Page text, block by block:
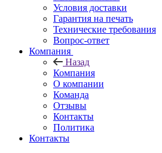
Условия доставки
Гарантия на печать
Технические требования
Вопрос-ответ
Компания
Назад
Компания
О компании
Команда
Отзывы
Контакты
Политика
Контакты